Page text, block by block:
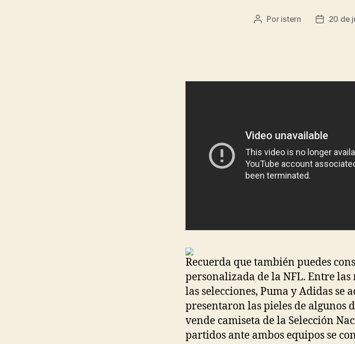
Autor
Por istern
Fecha20 de
Recuerda que también puedes
personalizada de la NFL. Entre
las selecciones, Puma y Adidas se
presentaron las pieles de algunos
vende camiseta de la Selección
partidos ante ambos equipos se